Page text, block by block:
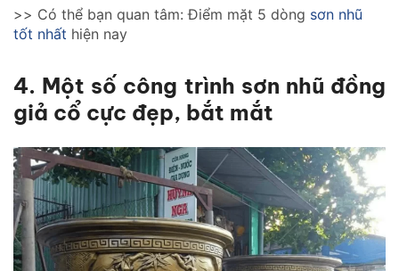
>> Có thể bạn quan tâm: Điểm mặt 5 dòng sơn nhũ
tốt nhất hiện nay
4. Một số công trình sơn nhũ đồng
giả cổ cực đẹp, bắt mắt